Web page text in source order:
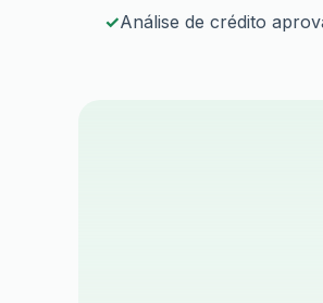
Análise de crédito